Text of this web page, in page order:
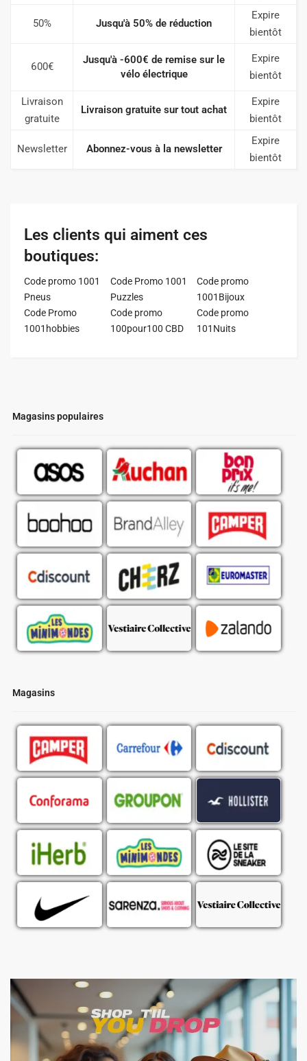
Magasins populaires
Magasins
50% Jusqu'à 50% de réduction
Expire
bientôt
600€
Jusqu'à -600€ de remise sur le
vélo électrique
Expire
bientôt
Livraison
gratuite
Livraison gratuite sur tout achat
Expire
bientôt
Newsletter Abonnez-vous à la newsletter
Expire
bientôt
Les clients qui aiment ces
boutiques:
Code promo 1001
Pneus
Code Promo 1001
Puzzles
Code promo
1001Bijoux
Code Promo
1001hobbies
Code promo
100pour100 CBD
Code promo
101Nuits